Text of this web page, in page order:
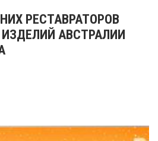
РЕСТАВРАТОРОВ
АВСТРАЛИИ